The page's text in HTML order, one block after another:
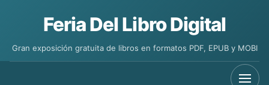
Feria Del Libro Digital
Gran exposición gratuita de libros en formatos PDF, EPUB y MOBI